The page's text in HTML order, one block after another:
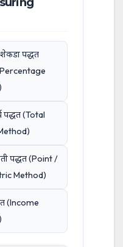
पद्धत
(Total
पद्धत (Point /
Method)
(Income